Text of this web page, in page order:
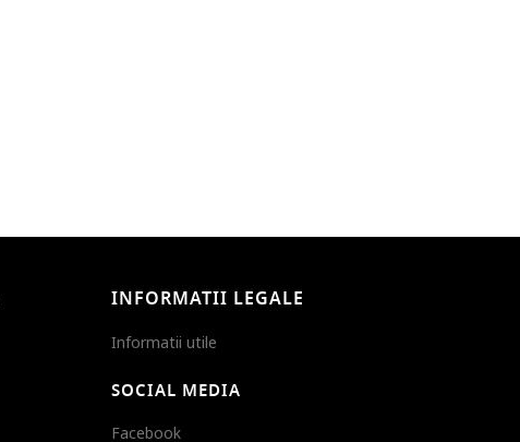
INFORMATII LEGALE
Informatii utile
SOCIAL MEDIA
Facebook